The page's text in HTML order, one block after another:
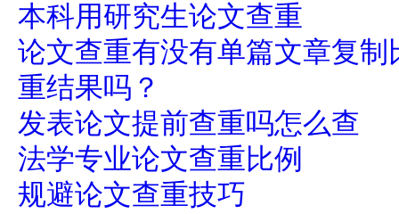
本科用研究生论文查重
论文查重有没有单篇文章复
重结果吗？
发表论文提前查重吗怎么查
法学专业论文查重比例
规避论文查重技巧